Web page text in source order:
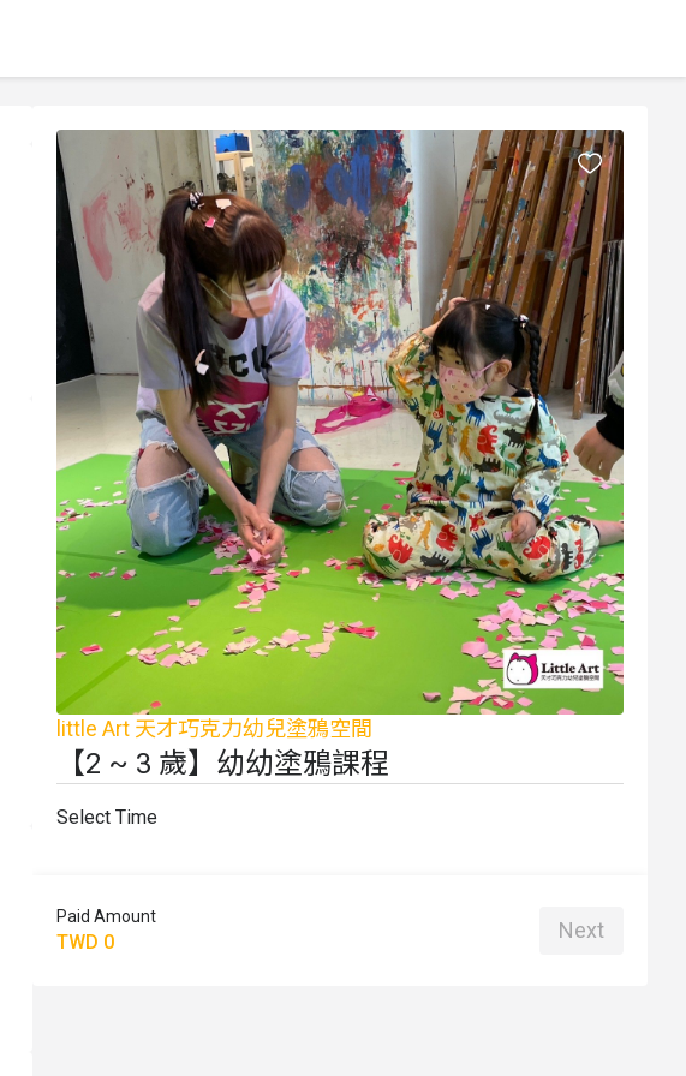
little Art 天才巧克力幼兒塗鴉空間
【2 ~ 3 歲】幼幼塗鴉課程
Select Time
Paid Amount
TWD 0 Next